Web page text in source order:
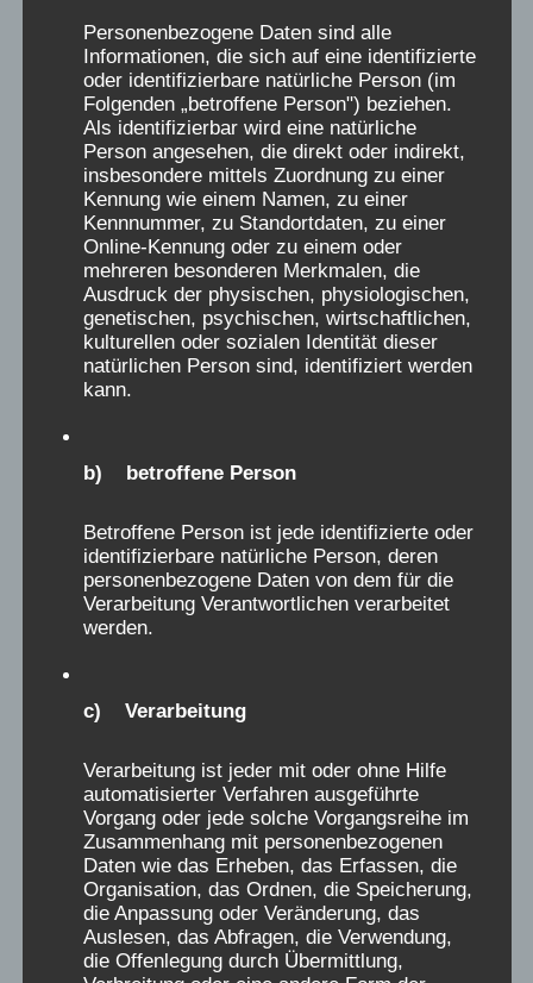
15.06.2025
Verschickungsheim: Solebad
Zeitraum (Jahr):1961
Meine Mutter erzählte mir, dass ich in
Kinderferien dürfe, das wird schön, viel
bastel, malen, spielen, singen.
Sie packte mit mir zusammen den Koffer, mit
meinem Teddy, damit ich kein Heimweh
bekäme.
Wir gingen zu einem Bus, es warteten bereits
andere Kinder, und meine Mutter früh einen
älteren Jungen, ob er auf mich aufpassen
junge nahm die ganze Fahrt meine Hand.
Angekommen, wurden wir auseinander
ich schrie und schrie, jetzt ganz alleine, kenne
niemanden.
Sofort kamen wir in ein grosses Bad mit vielen
Wannen. Zuerst suchte man nach Läusen,
verstand nicht, war doch von meiner Mutter
bereits gebadet worden.
Anschließend in ein grosse Halle mit
Eisenbetten, eine Trennglasscheibe.
Ich soll die Aufsicht machen. Ich hatte ein
rotes Kleid an und beige Strumpfhosen.
Ich lief leise durch die Gänge der Betten.
Ein Kind meldete sich, es müsse mal.
Ich suchte dann die Schwester. Es gab eine
Personenbezogene Daten sind alle
Informationen, die sich auf eine identifizierte
oder identifizierbare natürliche Person (im
Folgenden „betroffene Person") beziehen.
Als identifizierbar wird eine natürliche
Person angesehen, die direkt oder indirekt,
insbesondere mittels Zuordnung zu einer
Kennung wie einem Namen, zu einer
Kennnummer, zu Standortdaten, zu einer
Online-Kennung oder zu einem oder
mehreren besonderen Merkmalen, die
Ausdruck der physischen, physiologischen,
genetischen, psychischen, wirtschaftlichen,
kulturellen oder sozialen Identität dieser
natürlichen Person sind, identifiziert werden
kann.
b) betroffene Person
Betroffene Person ist jede identifizierte oder
identifizierbare natürliche Person, deren
personenbezogene Daten von dem für die
Verarbeitung Verantwortlichen verarbeitet
werden.
c) Verarbeitung
Verarbeitung ist jeder mit oder ohne Hilfe
automatisierter Verfahren ausgeführte
Vorgang oder jede solche Vorgangsreihe im
Zusammenhang mit personenbezogenen
Daten wie das Erheben, das Erfassen, die
Organisation, das Ordnen, die Speicherung,
die Anpassung oder Veränderung, das
Auslesen, das Abfragen, die Verwendung,
die Offenlegung durch Übermittlung,